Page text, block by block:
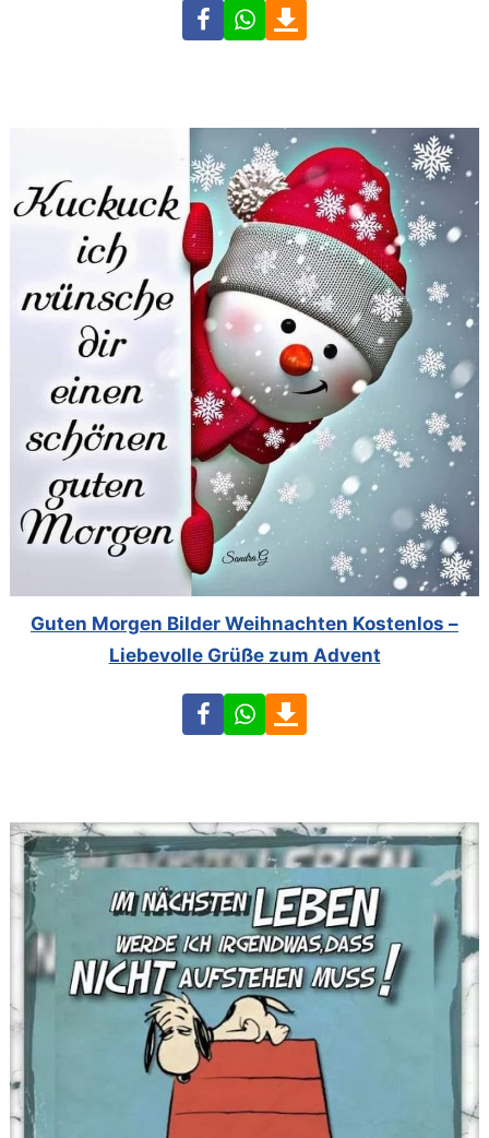
FacebookWhatsApp
Guten Morgen Bilder Weihnachten Kostenlos –
Liebevolle Grüße zum Advent
FacebookWhatsApp